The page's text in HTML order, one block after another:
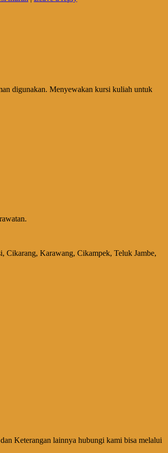
digunakan. Menyewakan kursi kuliah untuk
Cikarang, Karawang, Cikampek, Teluk Jambe,
Keterangan lainnya hubungi kami bisa melalui